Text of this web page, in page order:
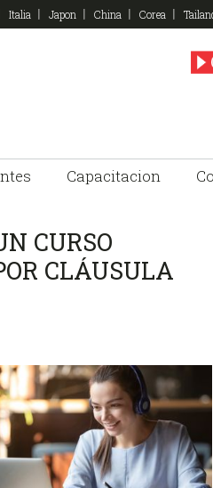
Italia Japon China Corea
Capacitacion
CURSO
CLÁUSULA